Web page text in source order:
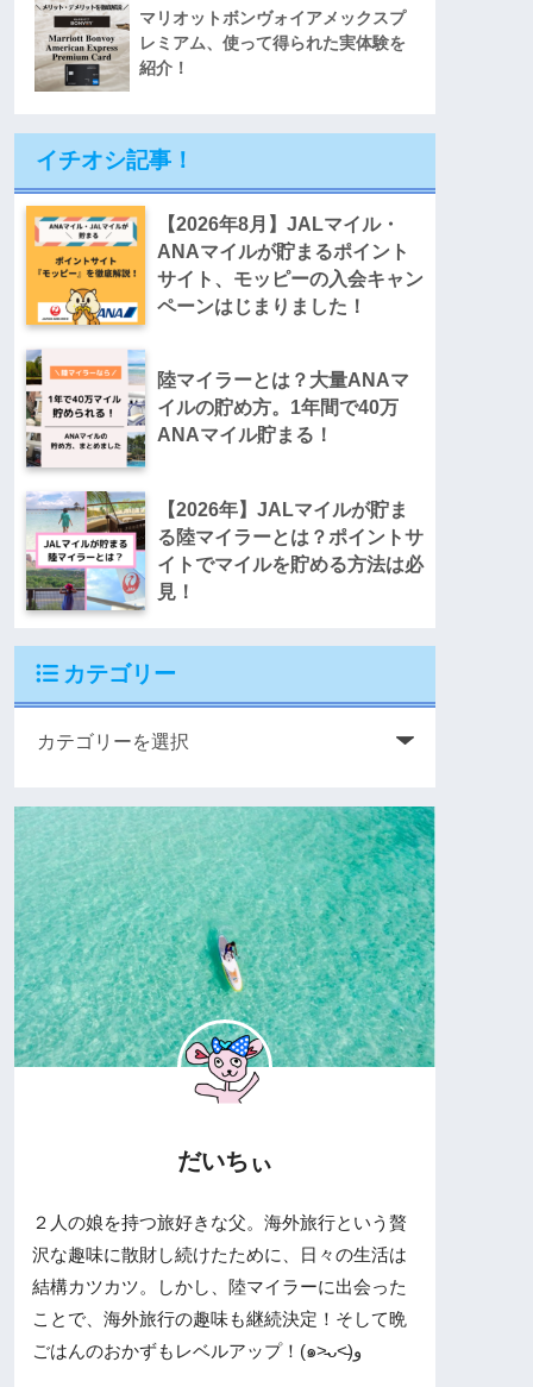
マリオットボンヴォイアメックスプ
レミアム、使って得られた実体験を
紹介！
イチオシ記事！
【2026年8月】JALマイル・
ANAマイルが貯まるポイント
サイト、モッピーの入会キャン
ペーンはじまりました！
陸マイラーとは？大量ANAマ
イルの貯め方。1年間で40万
ANAマイル貯まる！
【2026年】JALマイルが貯ま
る陸マイラーとは？ポイントサ
イトでマイルを貯める方法は必
見！
カテゴリー
だいちぃ
２人の娘を持つ旅好きな父。海外旅行という贅
沢な趣味に散財し続けたために、日々の生活は
結構カツカツ。しかし、陸マイラーに出会った
ことで、海外旅行の趣味も継続決定！そして晩
ごはんのおかずもレベルアップ！(๑˃̵ᴗ˂̵)و